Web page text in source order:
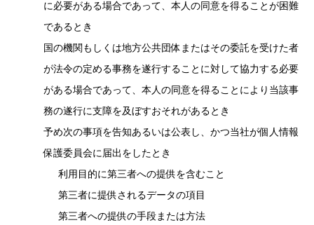
に必要がある場合であって、本人の同意を得ることが困難
であるとき
国の機関もしくは地方公共団体またはその委託を受けた者
が法令の定める事務を遂行することに対して協力する必要
がある場合であって、本人の同意を得ることにより当該事
務の遂行に支障を及ぼすおそれがあるとき
予め次の事項を告知あるいは公表し、かつ当社が個人情報
保護委員会に届出をしたとき
利用目的に第三者への提供を含むこと
第三者に提供されるデータの項目
第三者への提供の手段または方法